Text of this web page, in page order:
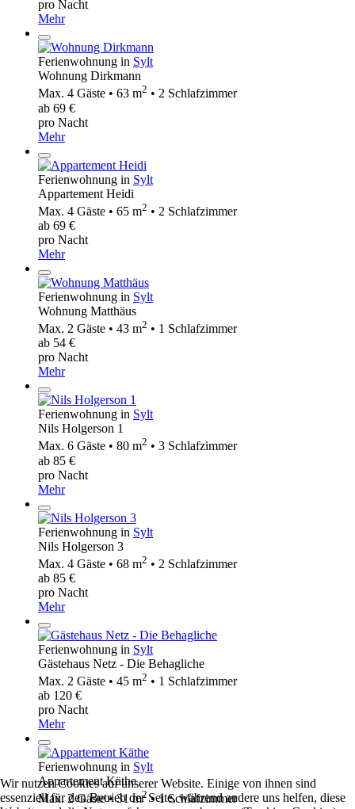
pro Nacht
Mehr
Ferienwohnung in Sylt
Wohnung Dirkmann
Max. 4 Gäste • 63 m2 • 2 Schlafzimmer
ab 69 €
pro Nacht
Mehr
Ferienwohnung in Sylt
Appartement Heidi
Max. 4 Gäste • 65 m2 • 2 Schlafzimmer
ab 69 €
pro Nacht
Mehr
Ferienwohnung in Sylt
Wohnung Matthäus
Max. 2 Gäste • 43 m2 • 1 Schlafzimmer
ab 54 €
pro Nacht
Mehr
Ferienwohnung in Sylt
Nils Holgerson 1
Max. 6 Gäste • 80 m2 • 3 Schlafzimmer
ab 85 €
pro Nacht
Mehr
Ferienwohnung in Sylt
Nils Holgerson 3
Max. 4 Gäste • 68 m2 • 2 Schlafzimmer
ab 85 €
pro Nacht
Mehr
Ferienwohnung in Sylt
Gästehaus Netz - Die Behagliche
Max. 2 Gäste • 45 m2 • 1 Schlafzimmer
ab 120 €
pro Nacht
Mehr
Ferienwohnung in Sylt
Appartement Käthe
Max. 2 Gäste • 31 m2 • 1 Schlafzimmer
Wir nutzen Cookies auf unserer Website. Einige von ihnen sind
essenziell für den Betrieb der Seite, während andere uns helfen, diese